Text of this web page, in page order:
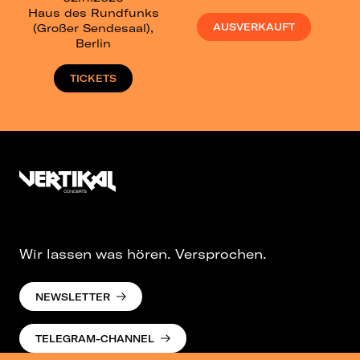
Haus des Rundfunks
(Großer Sendesaal),
Berlin
TICKETS
AUSVERKAUFT
Wir lassen was hören. Versprochen.
NEWSLETTER
TELEGRAM-CHANNEL